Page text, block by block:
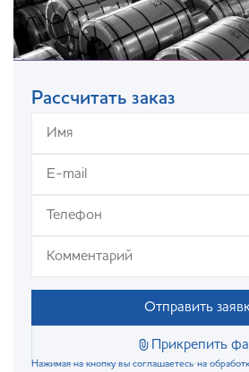
Рассчитать заказ
Отправить
Прикрепить
Нажимая на кнопку вы соглашаетесь на